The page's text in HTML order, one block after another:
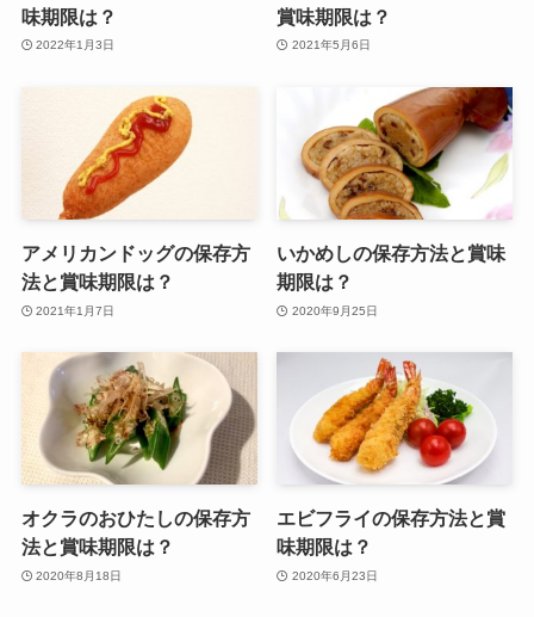
味期限は？
2022年1月3日
賞味期限は？
2021年5月6日
アメリカンドッグの保存方
法と賞味期限は？
2021年1月7日
いかめしの保存方法と賞味
期限は？
2020年9月25日
オクラのおひたしの保存方
法と賞味期限は？
2020年8月18日
エビフライの保存方法と賞
味期限は？
2020年6月23日